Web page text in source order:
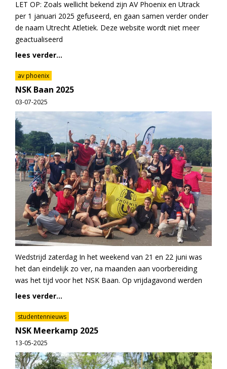
LET OP: Zoals wellicht bekend zijn AV Phoenix en Utrack
per 1 januari 2025 gefuseerd, en gaan samen verder onder
de naam Utrecht Atletiek. Deze website wordt niet meer
geactualiseerd
lees verder...
av phoenix
NSK Baan 2025
03-07-2025
Wedstrijd zaterdag In het weekend van 21 en 22 juni was
het dan eindelijk zo ver, na maanden aan voorbereiding
was het tijd voor het NSK Baan. Op vrijdagavond werden
lees verder...
studentennieuws
NSK Meerkamp 2025
13-05-2025